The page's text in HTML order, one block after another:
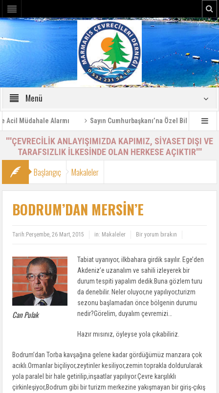
Menü
Müdahale Alarmı Sayın Cumhurbaşkanı’na Özel Bilgilendirme
'''ÇEVRECİLİK ANLAYIŞIMIZDA KAPIMIZ, SİYASET DIŞI VE
TARAFSIZLIK İLKESİNDE OLAN HERKESE AÇIKTIR'''
Başlangıç Makaleler
BODRUM’DAN MERSİN’E
Tarih:Perşembe, 26 Mart, 2015 in: Makaleler Bir yorum bırakın
Can Pulak
Tabiat uyanıyor, ilkbahara girdik sayılır. Ege’den
Akdeniz’e uzanalım ve sahili izleyerek bir
durum tespiti yapalım dedik.Buna gözlem turu
da denebilir. Neler oluyor,ne yapılıyor,turizm
sezonu başlamadan önce bölgenin durumu
nedir?Görelim, duyalım çevremizi…
Hazır mısınız, öyleyse yola çıkabiliriz.
Bodrum’dan Torba kavşağına gelene kadar gördüğümüz manzara çok
acıklı.Ormanlar biçiliyor,zeytinler kesiliyor,zemin toprakla doldurularak
yola paralel bir hale getirilip,inşaatlar yapılıyor.Çevre karşılıklı
çirkinleşiyor,Bodrum gibi bir turizm merkezine yakışmayan bir giriş-çıkış